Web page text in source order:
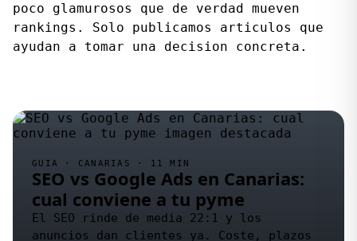
poco glamurosos que de verdad mueven
rankings. Solo publicamos articulos que
ayudan a tomar una decision concreta.
GUIA · CANARIAS · 11 MIN
SEO vs Google Ads en Canarias:
cual conviene a tu pyme
El SEO rinde de media 22:1 y los
anuncios dan clientes ya. Coste, plazos